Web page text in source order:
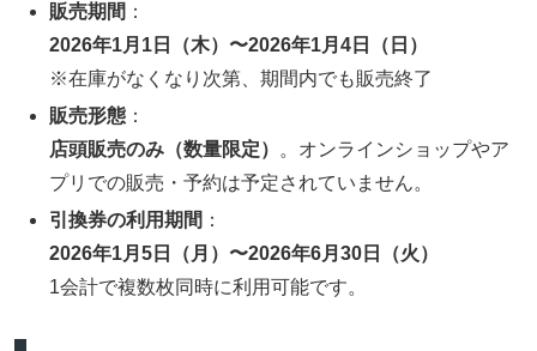
販売期間 ：
2026年1月1日（木）〜2026年1月4日（日）
※在庫がなくなり次第、期間内でも販売終了
販売形態 ：
店頭販売のみ（数量限定）
。オンラインショップやア
プリでの販売・予約は予定されていません。
引換券の利用期間 ：
2026年1月5日（月）〜2026年6月30日（火）
1会計で複数枚同時に利用可能です。